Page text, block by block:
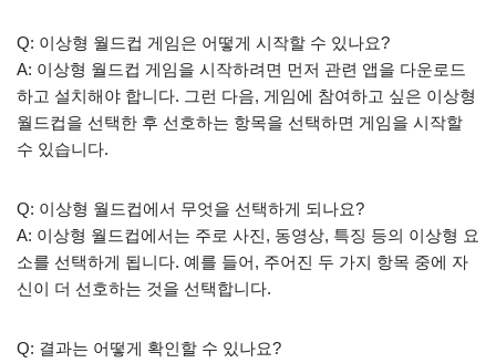
Q: 이상형 월드컵 게임은 어떻게 시작할 수 있나요?
A: 이상형 월드컵 게임을 시작하려면 먼저 관련 앱을 다운로드
하고 설치해야 합니다. 그런 다음, 게임에 참여하고 싶은 이상형
월드컵을 선택한 후 선호하는 항목을 선택하면 게임을 시작할
수 있습니다.
Q: 이상형 월드컵에서 무엇을 선택하게 되나요?
A: 이상형 월드컵에서는 주로 사진, 동영상, 특징 등의 이상형 요
소를 선택하게 됩니다. 예를 들어, 주어진 두 가지 항목 중에 자
신이 더 선호하는 것을 선택합니다.
Q: 결과는 어떻게 확인할 수 있나요?